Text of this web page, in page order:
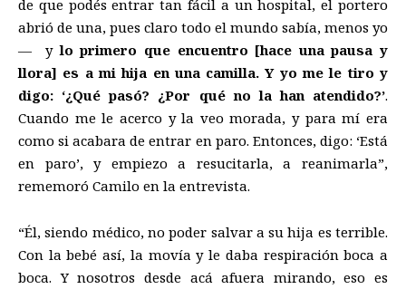
de que podés entrar tan fácil a un hospital, el portero
abrió de una, pues claro todo el mundo sabía, menos yo
— ylo primero que encuentro [hace una pausa y
llora] es a mi hija en una camilla. Y yo me le tiro y
digo: ‘¿Qué pasó? ¿Por qué no la han atendido?’.
Cuando me le acerco y la veo morada, y para mí era
como si acabara de entrar en paro. Entonces, digo: ‘Está
en paro’, y empiezo a resucitarla, a reanimarla”,
rememoró Camilo en la entrevista.
“Él, siendo médico, no poder salvar a su hija es terrible.
Con la bebé así, la movía y le daba respiración boca a
boca. Y nosotros desde acá afuera mirando, eso es